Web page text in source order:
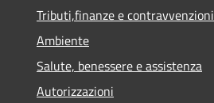
Tributi,finanze e contravvenzioni
Ambiente
Salute, benessere e assistenza
Autorizzazioni